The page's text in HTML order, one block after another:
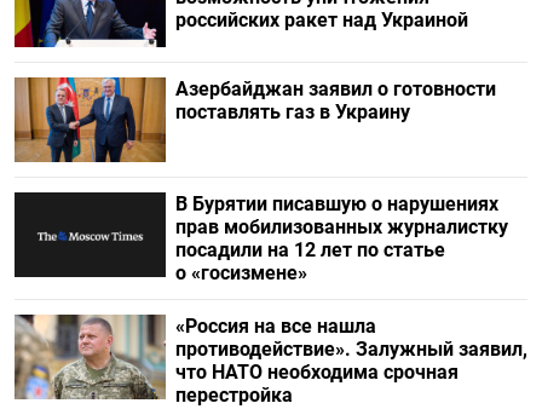
российских ракет над Украиной
Азербайджан заявил о готовности
поставлять газ в Украину
В Бурятии писавшую о нарушениях
прав мобилизованных журналистку
посадили на 12 лет по статье
о «госизмене»
«Россия на все нашла
противодействие». Залужный заявил,
что НАТО необходима срочная
перестройка